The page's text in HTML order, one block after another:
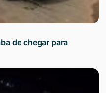
de chegar para